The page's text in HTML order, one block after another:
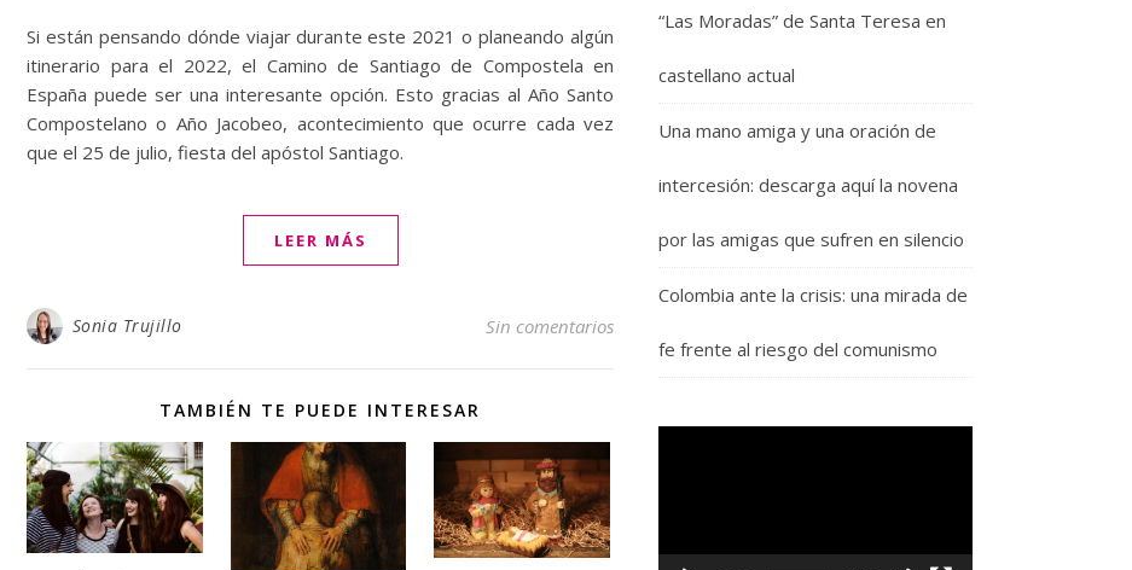
Si están pensando dónde viajar durante este 2021 o planeando algún
itinerario para el 2022, el Camino de Santiago de Compostela en
España puede ser una interesante opción. Esto gracias al Año Santo
Compostelano o Año Jacobeo, acontecimiento que ocurre cada vez
que el 25 de julio, fiesta del apóstol Santiago.
LEER MÁS
Sonia Trujillo Sin comentarios
TAMBIÉN TE PUEDE INTERESAR
“Las Moradas” de Santa Teresa en
castellano actual
Una mano amiga y una oración de
intercesión: descarga aquí la novena
por las amigas que sufren en silencio
Colombia ante la crisis: una mirada de
fe frente al riesgo del comunismo